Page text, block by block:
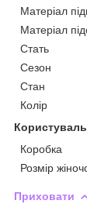
Матеріал
Матеріал
Стать
Сезон
Стан
Колір
Коробка
Розмір
Приховати